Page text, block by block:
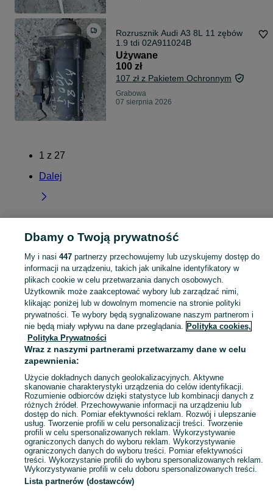
Rozrusznik Audi A3 8L 11 zębów
1.9 tdi 02A911024B
Używane
100 zł
107 zł z Pakietem Ochronnym
Grabowa
07 sierpnia 2026
1 z 27
Dalej
Strona główna Świętokrzyskie Grabowa
KATEGORIA
Skorzystaj z największego serwisu ogłoszeniowego - Grabowa i okolice! Kupuj to, czego pragniesz i sprzedawaj to, czego już nie potrzebujesz! Zobacz
Mapa kategorii
Mapa miejscowości
Mapa ministron
Popularne wyszukiwania
Dbamy o Twoją prywatność
My i nasi 447partnerzy przechowujemy lub uzyskujemy dostęp do
informacji na urządzeniu, takich jak unikalne identyfikatory w
plikach cookie w celu przetwarzania danych osobowych.
Użytkownik może zaakceptować wybory lub zarządzać nimi,
klikając poniżej lub w dowolnym momencie na stronie polityki
prywatności. Te wybory będą sygnalizowane naszym partnerom i
nie będą miały wpływu na dane przeglądania. Polityka cookies,
Polityka Prywatności
Wraz z naszymi partnerami przetwarzamy dane w celu
zapewnienia:
Użycie dokładnych danych geolokalizacyjnych. Aktywne
skanowanie charakterystyki urządzenia do celów identyfikacji.
Rozumienie odbiorców dzięki statystyce lub kombinacji danych z
różnych źródeł. Przechowywanie informacji na urządzeniu lub
dostęp do nich. Pomiar efektywności reklam. Rozwój i ulepszanie
usług. Tworzenie profili w celu personalizacji treści. Tworzenie
profili w celu spersonalizowanych reklam. Wykorzystywanie
ograniczonych danych do wyboru reklam. Wykorzystywanie
ograniczonych danych do wyboru treści. Pomiar efektywności
treści. Wykorzystanie profili do wyboru spersonalizowanych reklam.
Wykorzystywanie profili w celu doboru spersonalizowanych treści.
Lista partnerów (dostawców)